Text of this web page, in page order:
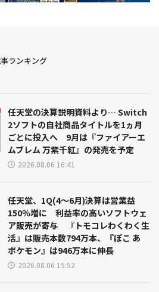
ランキング
任天堂の決算説明資料より… Switch
2ソフトの自社商品タイトルを1ヵ月
ごとに投入へ 9月は『ファイアーエ
ムブレム 万紫千紅』の発売を予定
2026.08.06 16:41
任天堂、1Q(4～6月)決算は営業益
150％増に 利益率の高いソフトウェ
ア販売が寄与 『トモコレわくわく生
活』は販売本数794万本、『ぽこ あ
ポケモン』は946万本に伸長
2026.08.06 15:52